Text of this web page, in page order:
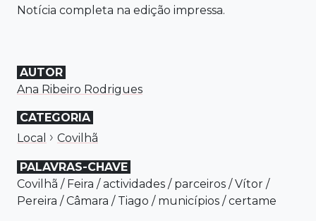
Notícia completa na edição impressa.
AUTOR
Ana Ribeiro Rodrigues
CATEGORIA
Local › Covilhã
PALAVRAS-CHAVE
Covilhã / Feira /actividades / parceiros /Vítor /
Pereira /Câmara / Tiago / municípios /certame